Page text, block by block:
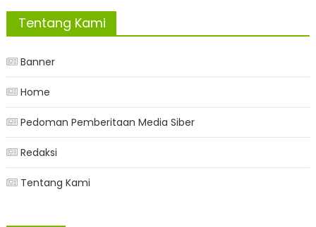
Tentang Kami
Banner
Home
Pedoman Pemberitaan Media Siber
Redaksi
Tentang Kami